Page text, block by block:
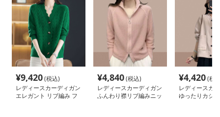
¥9,420(税込)
レディースカーディガン
エレガント リブ編み フ
¥4,840(税込)
レディースカーディガン
ふんわり襟リブ編みニッ
¥4,420(税
レディースカ
ゆったりカジ